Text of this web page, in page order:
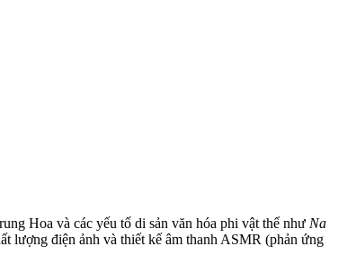
Hoa và các yếu tố di sản văn hóa phi vật thể như Na
lượng điện ảnh và thiết kế âm thanh ASMR (phản ứng